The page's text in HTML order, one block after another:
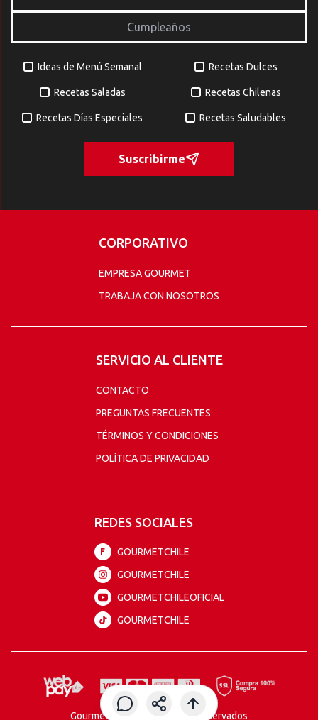
Ideas de Menú Semanal Recetas Dulces
Recetas Saladas Recetas Chilenas
Recetas Días Especiales Recetas Saludables
Suscribirme
CORPORATIVO
EMPRESA GOURMET
TRABAJA CON NOSOTROS
SERVICIO AL CLIENTE
CONTACTO
PREGUNTAS FRECUENTES
TÉRMINOS Y CONDICIONES
POLÍTICA DE PRIVACIDAD
REDES SOCIALES
F
GOURMETCHILE
GOURMETCHILE
GOURMETCHILEOFICIAL
GOURMETCHILE
Gourmet todos los derechos reservados